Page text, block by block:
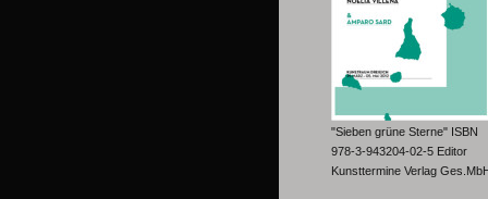
"Sieben grüne Sterne" ISBN
978-3-943204-02-5 Editor
Kunsttermine Verlag